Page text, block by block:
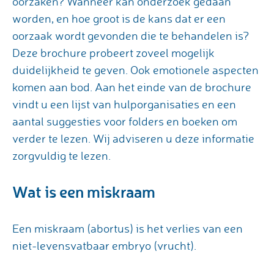
worden, en hoe groot is de kans dat er een
oorzaak wordt gevonden die te behandelen is?
Deze brochure probeert zoveel mogelijk
duidelijkheid te geven. Ook emotionele aspecten
komen aan bod. Aan het einde van de brochure
vindt u een lijst van hulporganisaties en een
aantal suggesties voor folders en boeken om
verder te lezen. Wij adviseren u deze informatie
zorgvuldig te lezen.
Wat is een miskraam
Een miskraam (abortus) is het verlies van een
niet-levensvatbaar embryo (vrucht).